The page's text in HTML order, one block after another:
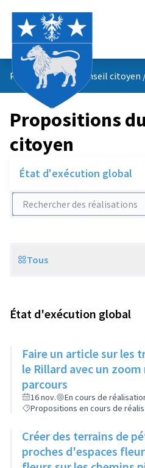
Propositions du conseil citoyen
Propositions
citoyen
État d'exécution global
Rechercher des réalisations
Scope
Tous
État d'exécution global
Faire un article sur les
le Rillard avec un
parcours
16 nov.
En cours de
Propositions en cours de
Créer des terrains de
proches d'espaces